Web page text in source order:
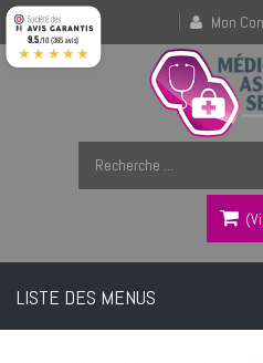
Mon
LISTE DES MENUS
9.5/10 (365 avis)
★★★★★